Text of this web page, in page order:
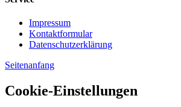
Impressum
Kontaktformular
Datenschutzerklärung
Seitenanfang
Cookie-Einstellungen